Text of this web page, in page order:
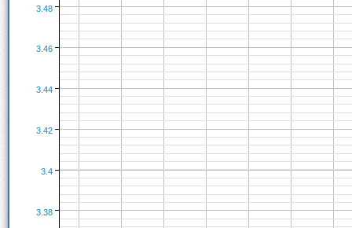
3.4
3.38
3.42
3.44
3.46
3.48